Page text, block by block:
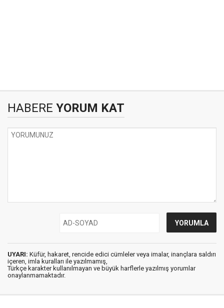
HABERE YORUM KAT
UYARI: Küfür, hakaret, rencide edici cümleler veya imalar, inançlara saldırı
içeren, imla kuralları ile yazılmamış,
Türkçe karakter kullanılmayan ve büyük harflerle yazılmış yorumlar
onaylanmamaktadır.